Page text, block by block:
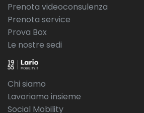
Prenota videoconsulenza
Prenota service
Prova Box
Le nostre sedi
Chi siamo
Lavoriamo insieme
Social Mobility